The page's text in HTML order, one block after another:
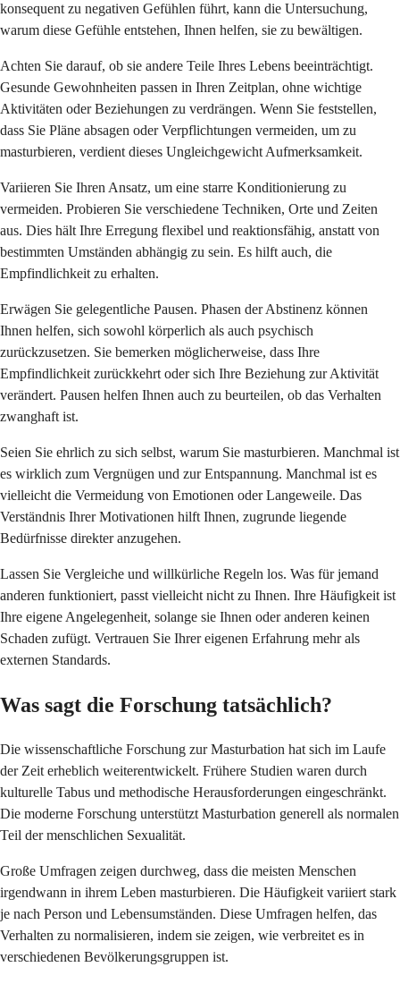
konsequent zu negativen Gefühlen führt, kann die Untersuchung,
warum diese Gefühle entstehen, Ihnen helfen, sie zu bewältigen.
Achten Sie darauf, ob sie andere Teile Ihres Lebens beeinträchtigt.
Gesunde Gewohnheiten passen in Ihren Zeitplan, ohne wichtige
Aktivitäten oder Beziehungen zu verdrängen. Wenn Sie feststellen,
dass Sie Pläne absagen oder Verpflichtungen vermeiden, um zu
masturbieren, verdient dieses Ungleichgewicht Aufmerksamkeit.
Variieren Sie Ihren Ansatz, um eine starre Konditionierung zu
vermeiden. Probieren Sie verschiedene Techniken, Orte und Zeiten
aus. Dies hält Ihre Erregung flexibel und reaktionsfähig, anstatt von
bestimmten Umständen abhängig zu sein. Es hilft auch, die
Empfindlichkeit zu erhalten.
Erwägen Sie gelegentliche Pausen. Phasen der Abstinenz können
Ihnen helfen, sich sowohl körperlich als auch psychisch
zurückzusetzen. Sie bemerken möglicherweise, dass Ihre
Empfindlichkeit zurückkehrt oder sich Ihre Beziehung zur Aktivität
verändert. Pausen helfen Ihnen auch zu beurteilen, ob das Verhalten
zwanghaft ist.
Seien Sie ehrlich zu sich selbst, warum Sie masturbieren. Manchmal ist
es wirklich zum Vergnügen und zur Entspannung. Manchmal ist es
vielleicht die Vermeidung von Emotionen oder Langeweile. Das
Verständnis Ihrer Motivationen hilft Ihnen, zugrunde liegende
Bedürfnisse direkter anzugehen.
Lassen Sie Vergleiche und willkürliche Regeln los. Was für jemand
anderen funktioniert, passt vielleicht nicht zu Ihnen. Ihre Häufigkeit ist
Ihre eigene Angelegenheit, solange sie Ihnen oder anderen keinen
Schaden zufügt. Vertrauen Sie Ihrer eigenen Erfahrung mehr als
externen Standards.
Was sagt die Forschung tatsächlich?
Die wissenschaftliche Forschung zur Masturbation hat sich im Laufe
der Zeit erheblich weiterentwickelt. Frühere Studien waren durch
kulturelle Tabus und methodische Herausforderungen eingeschränkt.
Die moderne Forschung unterstützt Masturbation generell als normalen
Teil der menschlichen Sexualität.
Große Umfragen zeigen durchweg, dass die meisten Menschen
irgendwann in ihrem Leben masturbieren. Die Häufigkeit variiert stark
je nach Person und Lebensumständen. Diese Umfragen helfen, das
Verhalten zu normalisieren, indem sie zeigen, wie verbreitet es in
verschiedenen Bevölkerungsgruppen ist.